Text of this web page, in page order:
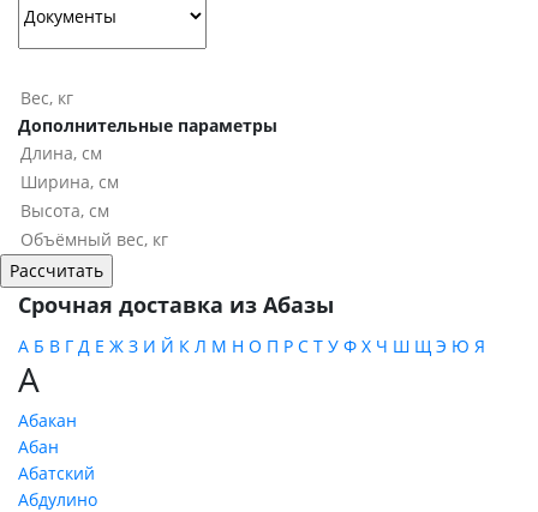
Дополнительные параметры
Срочная доставка из Абазы
А Б В Г Д Е Ж З И Й К Л М Н О П Р С Т У Ф Х Ч Ш Щ Э Ю Я
А
Абакан
Абан
Абатский
Абдулино